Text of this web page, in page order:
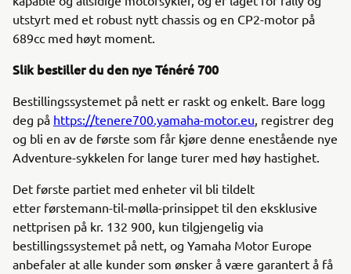
utstyrt med et robust nytt chassis og en CP2-motor på
689cc med høyt moment.
Slik bestiller du den nye Ténéré 700
Bestillingssystemet på nett er raskt og enkelt. Bare logg
deg på https://tenere700.yamaha-motor.eu, registrer deg
og bli en av de første som får kjøre denne enestående nye
Adventure-sykkelen for lange turer med høy hastighet.
Det første partiet med enheter vil bli tildelt
etter førstemann-til-mølla-prinsippet til den eksklusive
nettprisen på kr. 132 900, kun tilgjengelig via
bestillingssystemet på nett, og Yamaha Motor Europe
anbefaler at alle kunder som ønsker å være garantert å få